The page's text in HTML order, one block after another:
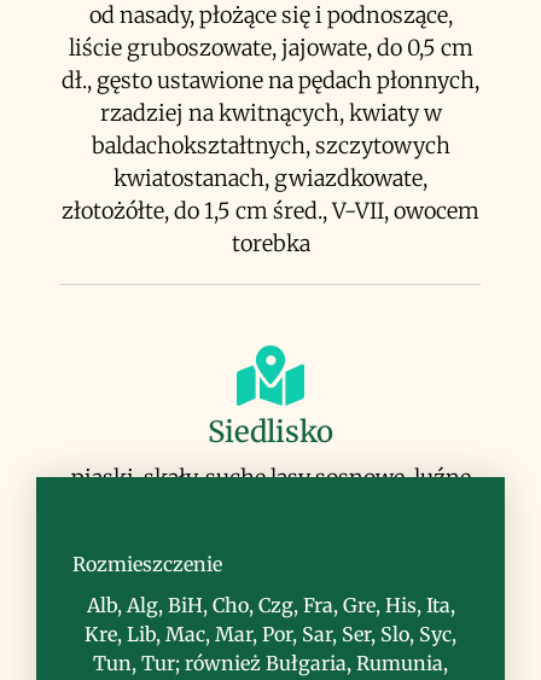
od nasady, płożące się i podnoszące,
liście gruboszowate, jajowate, do 0,5 cm
dł., gęsto ustawione na pędach płonnych,
rzadziej na kwitnących, kwiaty w
baldachokształtnych, szczytowych
kwiatostanach, gwiazdkowate,
złotożółte, do 1,5 cm śred., V-VII, owocem
torebka
Siedlisko
piaski, skały, suche lasy sosnowe, luźne
Rozmieszczenie
Alb, Alg, BiH, Cho, Czg, Fra, Gre, His, Ita,
Kre, Lib, Mac, Mar, Por, Sar, Ser, Slo, Syc,
Tun, Tur; również Bułgaria, Rumunia,